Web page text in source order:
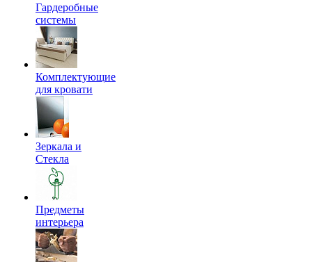
Гардеробные
системы
Комплектующие
для кровати
Зеркала и
Стекла
Предметы
интерьера